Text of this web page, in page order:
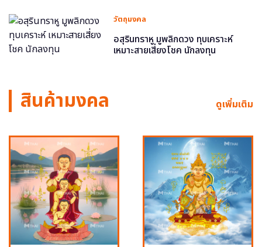
วัตถุมงคล
อสุรินทราหู มูพลิกดวง ทุบเคราะห์
เหมาะสายเสี่ยงโชค นักลงทุน
สินค้ามงคล ดูเพิ่มเติม